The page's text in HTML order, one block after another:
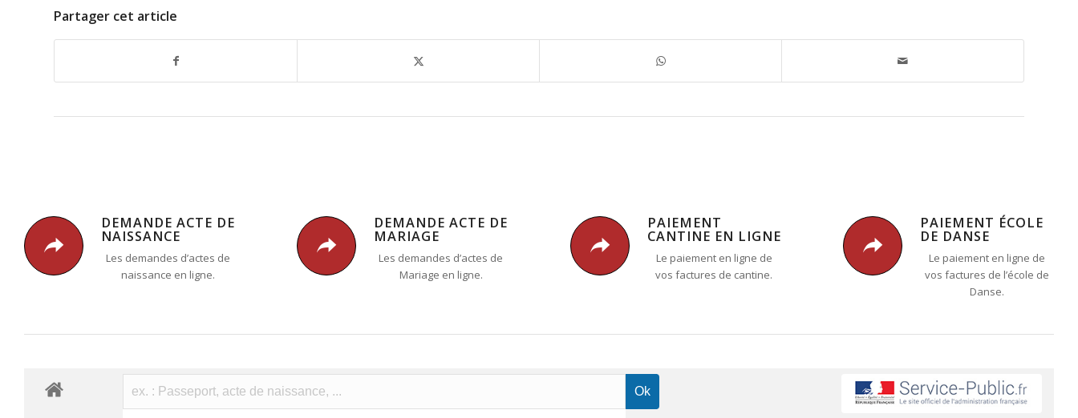
Partager cet article
DEMANDE ACTE DE
NAISSANCE
Les demandes d’actes de
naissance en ligne.
DEMANDE ACTE DE
MARIAGE
Les demandes d’actes de
Mariage en ligne.
PAIEMENT
CANTINE EN LIGNE
Le paiement en ligne de
vos factures de cantine.
PAIEMENT ÉCOLE
DE DANSE
Le paiement en ligne de
vos factures de l’école de
Danse.